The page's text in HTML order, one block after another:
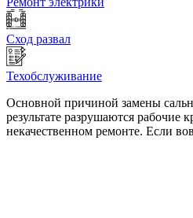
Сход развал
Техобслуживание
Основной причиной замены
результате разрушаются
некачественном ремонте. Если